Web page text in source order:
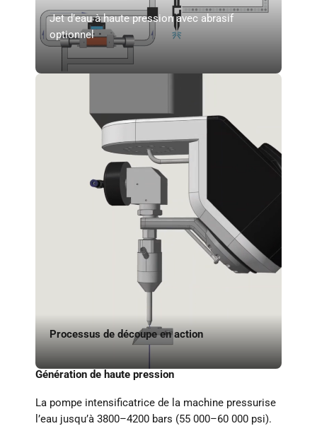
Jet d’eau à haute pression avec abrasif
optionnel
Processus de découpe en action
Génération de haute pression
La pompe intensificatrice de la machine pressurise
l’eau jusqu’à 3800–4200 bars (55 000–60 000 psi).